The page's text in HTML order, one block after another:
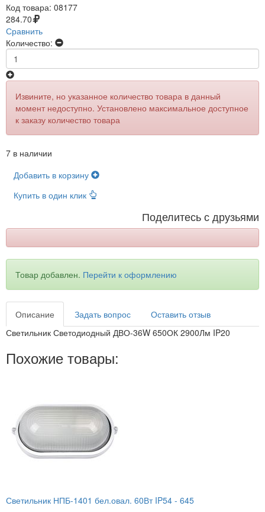
Код товара: 08177
284.70
Сравнить
Количество:
Извините, но указанное количество товара в данный
момент недоступно. Установлено максимальное доступное
к заказу количество товара
7 в наличии
Добавить в корзину
Купить в один клик
Поделитесь с друзьями
Товар добавлен. Перейти к оформлению
Описание Задать вопрос
Оставить отзыв
Светильник Светодиодный ДВО-36W 650ОК 2900Лм IP20
Похожие товары:
Светильник НПБ-1401 бел.овал. 60Вт IP54 - 645